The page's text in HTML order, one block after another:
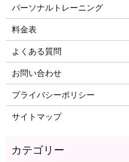
パーソナルトレーニング
料金表
よくある質問
お問い合わせ
プライバシーポリシー
サイトマップ